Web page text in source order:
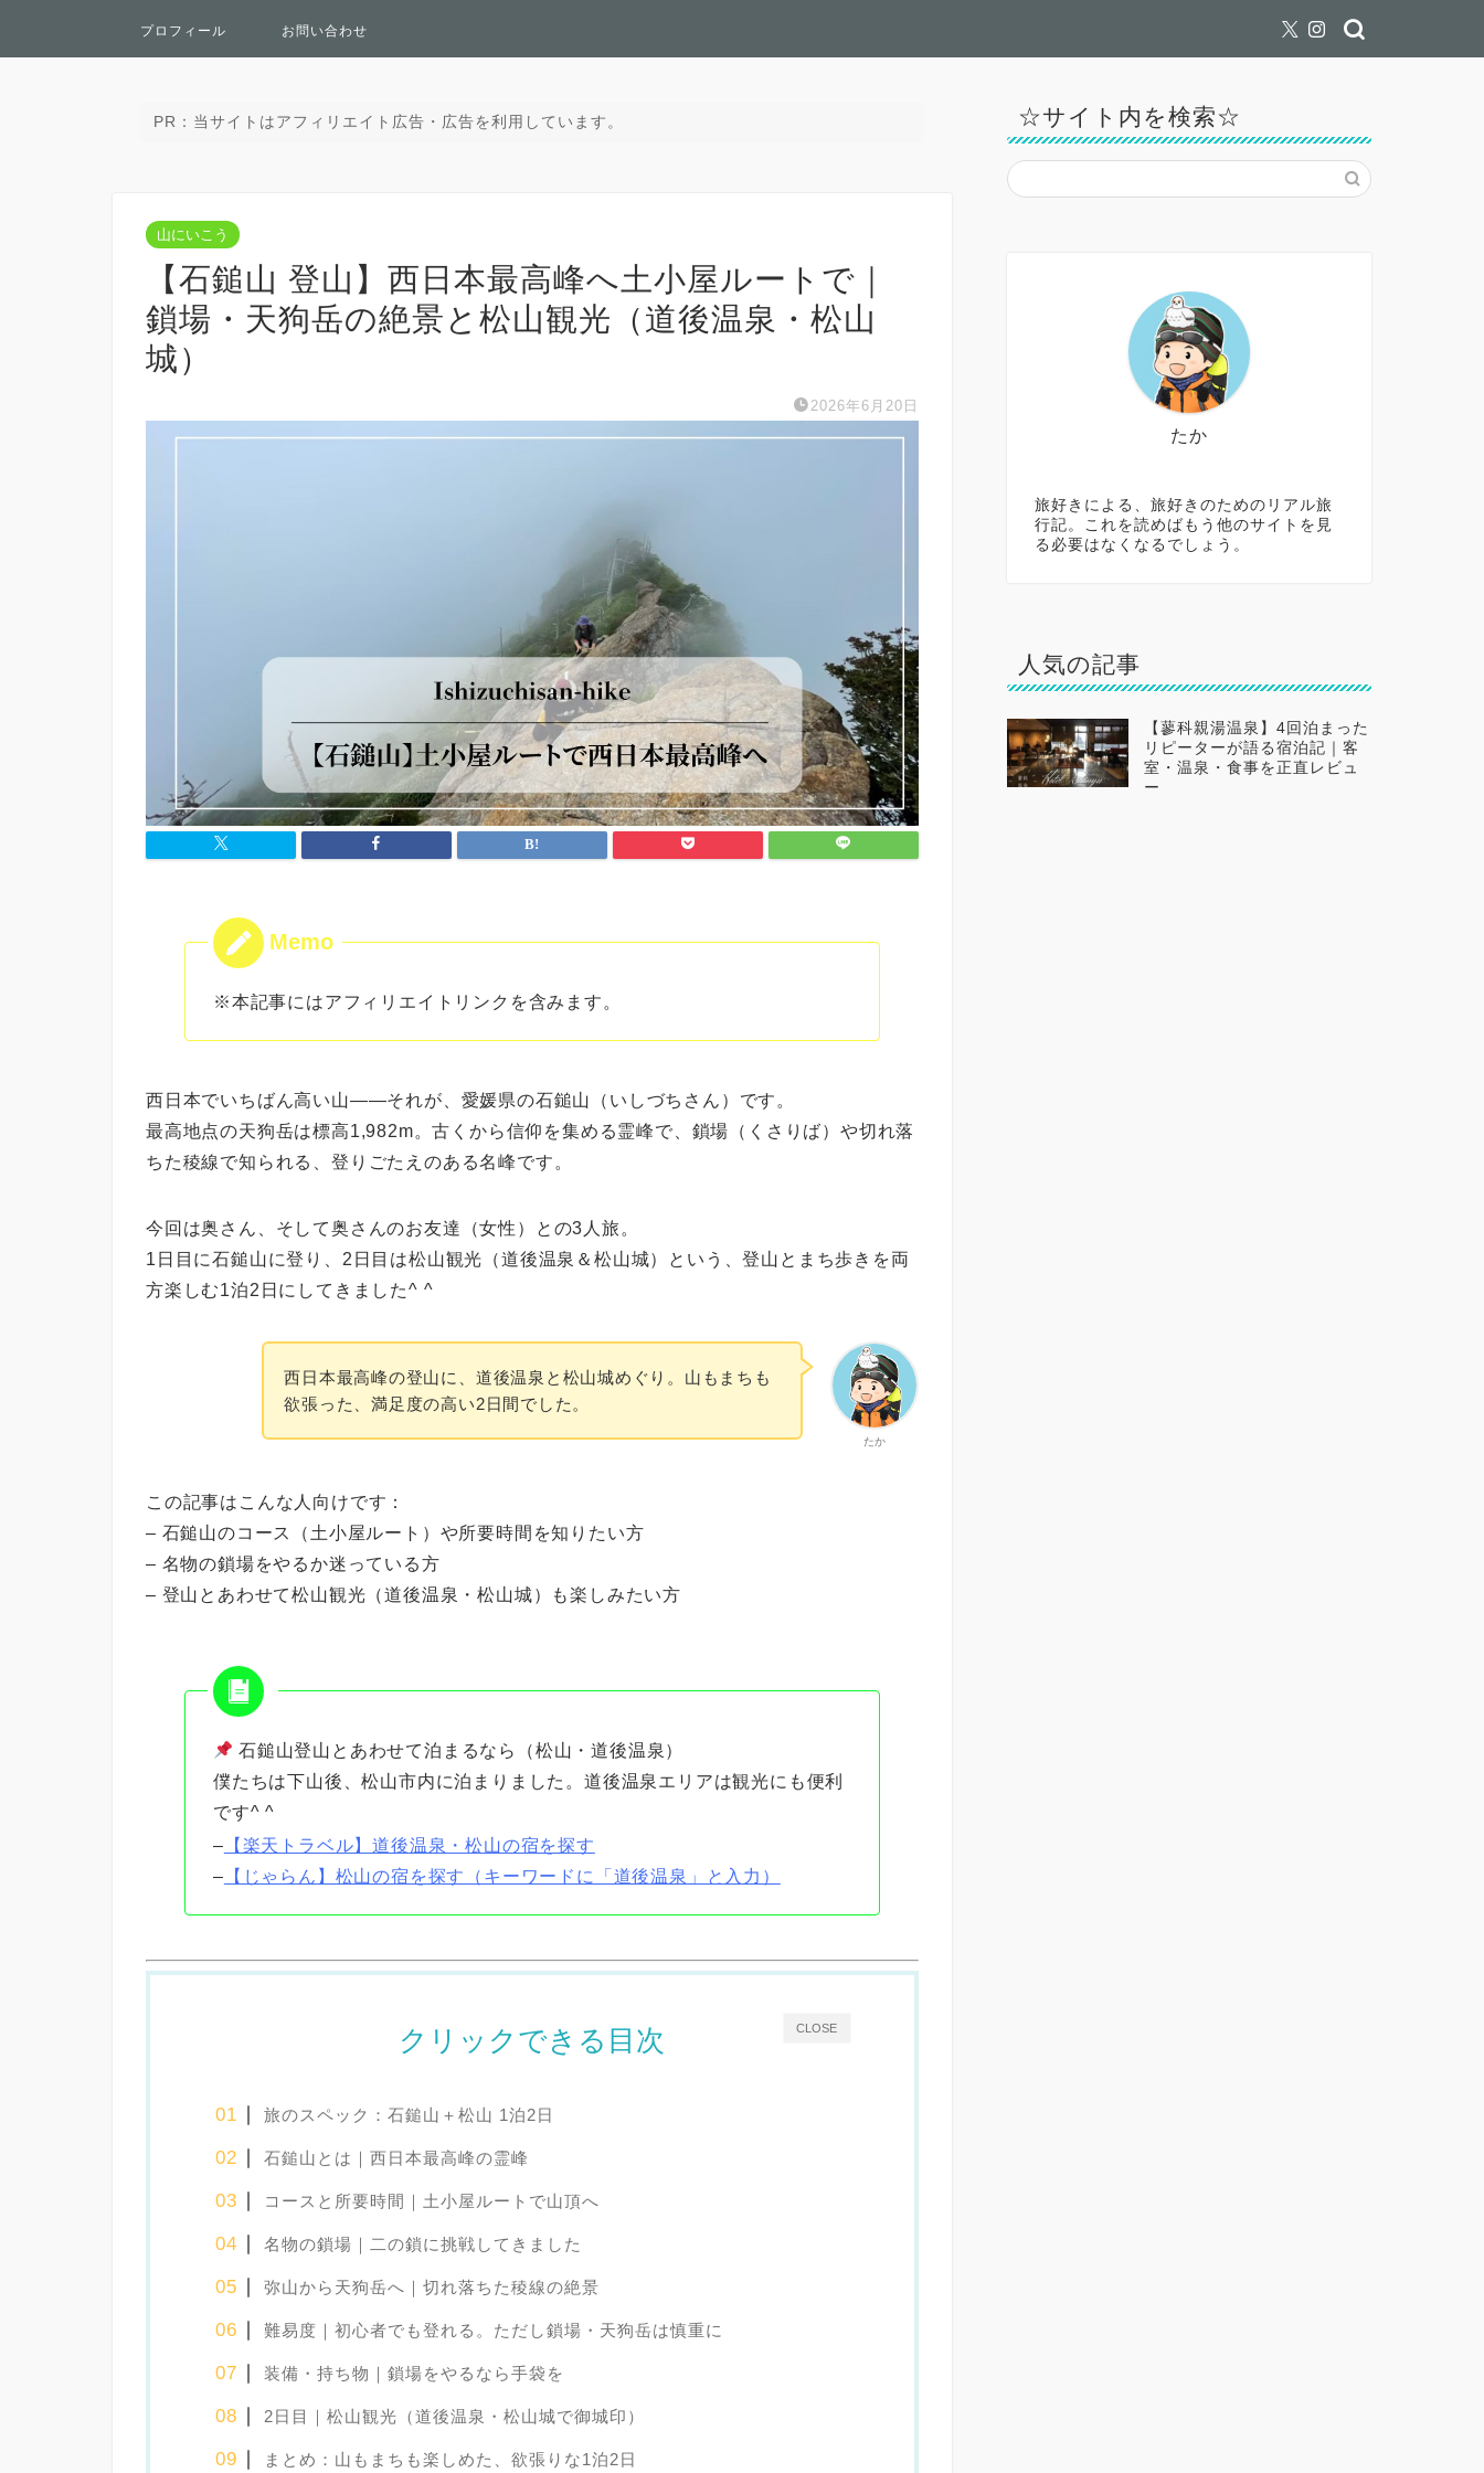
プロフィール お問い合わせ
PR：当サイトはアフィリエイト広告・広告を利用しています。
山にいこう
【石鎚山 登山】西日本最高峰へ土小屋ルートで｜
鎖場・天狗岳の絶景と松山観光（道後温泉・松山
城）
2026年6月20日
※本記事にはアフィリエイトリンクを含みます。
西日本でいちばん高い山——それが、愛媛県の石鎚山（いしづちさん） です。
最高地点の天狗岳は標高1,982m。古くから信仰を集める霊峰で、 鎖場（くさりば）や切れ落
ちた稜線で知られる、登りごたえのある名峰です。
今回は奥さん、そして奥さんのお友達（女性）との3人旅 。
1日目に石鎚山に登り、2日目は松山観光（道後温泉＆松山城）
という、登山とまち歩きを両
方楽しむ1泊2日にしてきました^ ^
たか
西日本最高峰の登山に、道後温泉と松山城めぐり。山もまちも
欲張った、満足度の高い2日間でした。
この記事はこんな人向けです：
– 石鎚山のコース（土小屋ルート）や所要時間を知りたい方
– 名物の鎖場をやるか迷っている方
– 登山とあわせて松山観光（道後温泉・松山城）も楽しみたい方
石鎚山登山とあわせて泊まるなら（松山・道後温泉）
僕たちは下山後、松山市内に泊まりました。道後温泉エリアは観光にも便利
です^ ^
– 【楽天トラベル】道後温泉・松山の宿を探す
– 【じゃらん】松山の宿を探す（キーワードに「道後温泉」と入力）
CLOSE
クリックできる目次
旅のスペック：石鎚山＋松山 1泊2日
石鎚山とは｜西日本最高峰の霊峰
コースと所要時間｜土小屋ルートで山頂へ
名物の鎖場｜二の鎖に挑戦してきました
弥山から天狗岳へ｜切れ落ちた稜線の絶景
難易度｜初心者でも登れる。ただし鎖場・天狗岳は慎重に
装備・持ち物｜鎖場をやるなら手袋を
2日目｜松山観光（道後温泉・松山城で御城印）
まとめ：山もまちも楽しめた、欲張りな1泊2日
☆サイト内を検索☆
たか
旅好きによる、旅好きのためのリアル旅
行記。これを読めばもう他のサイトを見
る必要はなくなるでしょう。
人気の記事
【蓼科親湯温泉】4回泊まった
リピーターが語る宿泊記｜客
室・温泉・食事を正直レビュ
ー